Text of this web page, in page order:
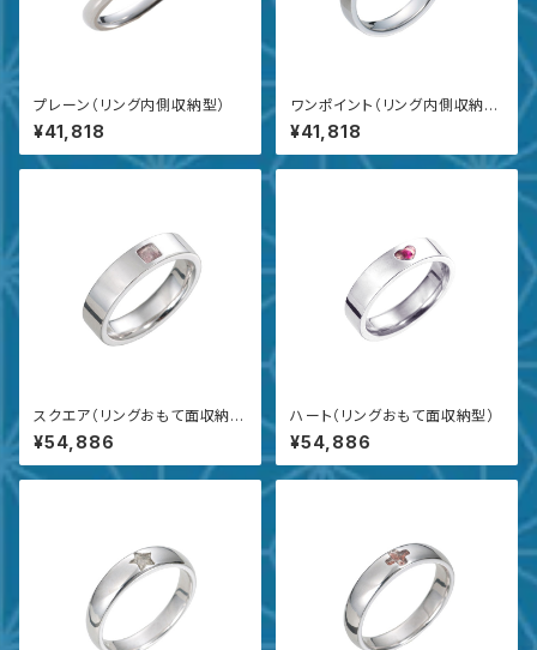
プレーン（リング内側収納型）
¥41,818
ワンポイント（リング内側収納
型）
¥41,818
スクエア（リングおもて面収納
型）
¥54,886
ハート（リングおもて面収納型）
¥54,886